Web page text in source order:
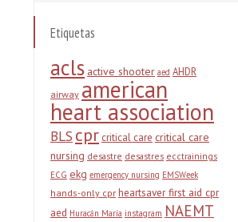
Etiquetas
acls active shooter aed AHDR
airway american
heart association
BLS cpr critical care critical care
nursing desastre desastres ecctrainings
ECG ekg emergency nursing EMSWeek
hands-only cpr heartsaver first aid cpr
aed Huracán María instagram NAEMT